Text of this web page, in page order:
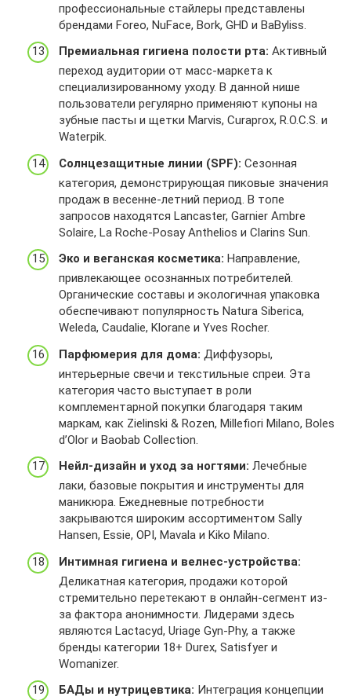
p
p
=
h
t
t
p
s
%
3
A
2
F
%
2
F
w
w
w
.
e
t
u
.
r
u
2
F
p
r
o
m
%
2
F
1
7
1
0
2
F
1
7
1
0
0
0
8
d
l
n
n
c
w
8
e
d
c
d
u
z
o
m
o
%
2
F
1
5
2
0
0
0
4
2
F
%
2
F
w
w
w
.
l
t
u
.
r
u
%
2
F
p
o
m
o
%
2
F
5
6
2
0
0
0
профессиональные стайлеры представлены
брендами Foreo, NuFace, Bork, GHD и BaByliss.
Премиальная гигиена полости рта: Активный
переход аудитории от масс-маркета к
специализированному уходу. В данной нише
пользователи регулярно применяют купоны на
зубные пасты и щетки Marvis, Curaprox, R.O.C.S. и
Waterpik.
Солнцезащитные линии (SPF): Сезонная
категория, демонстрирующая пиковые значения
продаж в весенне-летний период. В топе
запросов находятся Lancaster, Garnier Ambre
Solaire, La Roche-Posay Anthelios и Clarins Sun.
Эко и веганская косметика: Направление,
привлекающее осознанных потребителей.
Органические составы и экологичная упаковка
обеспечивают популярность Natura Siberica,
Weleda, Caudalie, Klorane и Yves Rocher.
Парфюмерия для дома: Диффузоры,
интерьерные свечи и текстильные спреи. Эта
категория часто выступает в роли
комплементарной покупки благодаря таким
маркам, как Zielinski & Rozen, Millefiori Milano, Boles
d’Olor и Baobab Collection.
Нейл-дизайн и уход за ногтями: Лечебные
лаки, базовые покрытия и инструменты для
маникюра. Ежедневные потребности
закрываются широким ассортиментом Sally
Hansen, Essie, OPI, Mavala и Kiko Milano.
Интимная гигиена и велнес-устройства:
Деликатная категория, продажи которой
стремительно перетекают в онлайн-сегмент из-
за фактора анонимности. Лидерами здесь
являются Lactacyd, Uriage Gyn-Phy, а также
бренды категории 18+ Durex, Satisfyer и
Womanizer.
БАДы и нутрицевтика: Интеграция концепции